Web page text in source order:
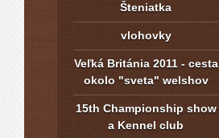
Šteniatka
vlohovky
Veľká Británia 2011 - cesta
okolo "sveta" welshov
15th Championship show
a Kennel club